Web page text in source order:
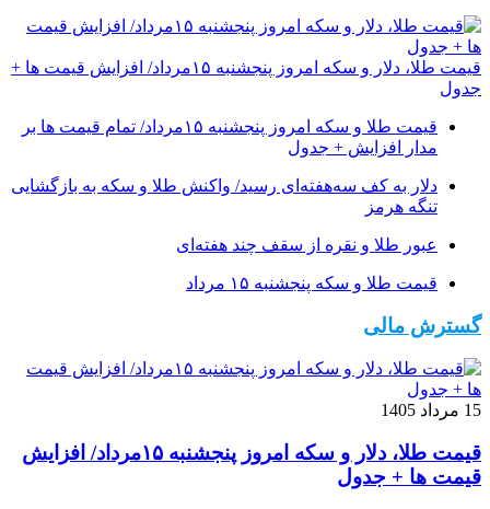
قیمت طلا، دلار و سکه امروز پنجشنبه ۱۵مرداد/ افزایش قیمت ها +
جدول
قیمت طلا و سکه امروز پنجشنبه ۱۵مرداد/ تمام قیمت ها بر
مدار افزایش + جدول
دلار به کف سه‌هفته‌ای رسید/ واکنش طلا و سکه به بازگشایی
تنگه هرمز
عبور طلا و نقره از سقف چند هفته‌ای
قیمت طلا و سکه پنجشنبه ۱۵ مرداد
گسترش مالی
15 مرداد 1405
قیمت طلا، دلار و سکه امروز پنجشنبه ۱۵مرداد/ افزایش
قیمت ها + جدول